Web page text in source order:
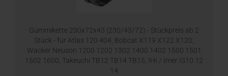
Gummikette 230x72x43 (230/43/72) - Stückpreis ab 2
Stück - für Atlas 120 404, Bobcat X119 X122 X120,
Wacker Neuson 1200 1202 1302 1400 1402 1500 1501
1502 1600, Takeuchi TB12 TB14 TB15, IHI / Imer IS10 12
14